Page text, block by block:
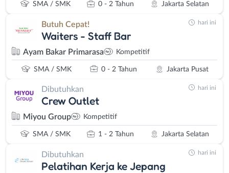
SMA / SMK 0 - 2 Tahun Jakarta Selatan
Butuh Cepat!
Waiters - Staff Bar
Ayam Bakar Primarasa Kompetitif
SMA / SMK 0 - 2 Tahun Jakarta Pusat
hari ini
Dibutuhkan
Crew Outlet
Miyou Group Kompetitif
SMA / SMK 1 - 2 Tahun Jakarta Selatan
hari ini
Dibutuhkan
Pelatihan Kerja ke Jepang
hari ini